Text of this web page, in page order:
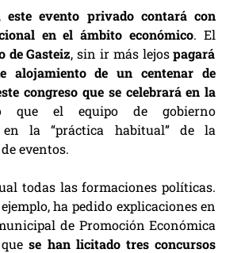
este evento privado contará con
en el ámbito económico. El
de Gasteiz, sin ir más lejospagará
alojamiento de un centenar de
congreso que se celebrará en la
que el equipo de gobierno
en la “práctica habitual” de la
eventos.
todas las formaciones políticas.
ha pedido explicaciones en
de Promoción Económica
quese han licitado tres concursos